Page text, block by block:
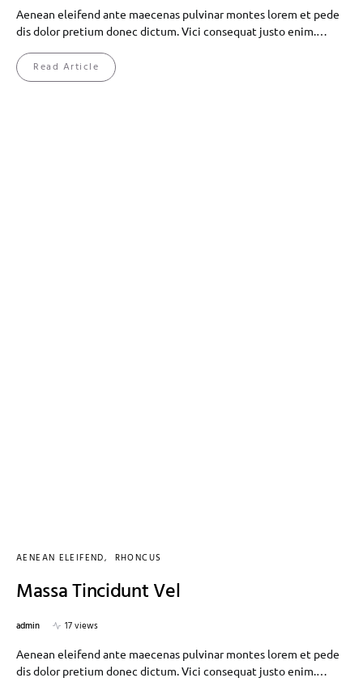
Aenean eleifend ante maecenas pulvinar montes lorem et pede
dis dolor pretium donec dictum. Vici consequat justo enim.…
Read Article
AENEAN ELEIFEND RHONCUS
Massa Tincidunt Vel
admin
17 views
Aenean eleifend ante maecenas pulvinar montes lorem et pede
dis dolor pretium donec dictum. Vici consequat justo enim.…